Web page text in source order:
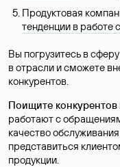
Продуктовая
тенденции в работе
Вы погрузитесь в
в отрасли и сможете
конкурентов.
Поищите конкурентов
работают с
качество
представиться
продукции.